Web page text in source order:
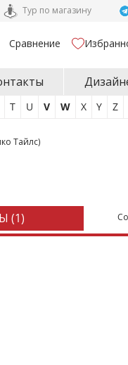
Тур по магазину
Сравнение
T U V W X Y Z
Тайлс)
(1)